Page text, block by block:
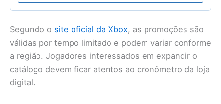
Segundo o site oficial da Xbox, as promoções são
válidas por tempo limitado e podem variar conforme
a região. Jogadores interessados em expandir o
catálogo devem ficar atentos ao cronômetro da loja
digital.